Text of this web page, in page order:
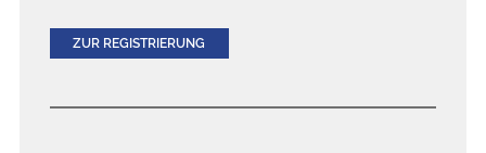
ZUR REGISTRIERUNG